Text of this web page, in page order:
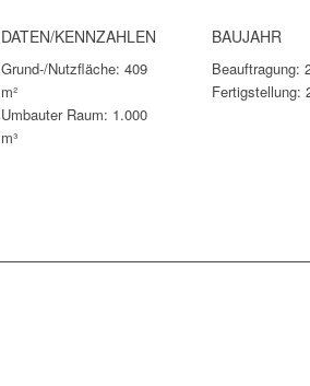
DATEN/KENNZAHLEN
Grund-/Nutzfläche: 409
m²
Umbauter Raum: 1.000
m³
BAUJAHR
Beauftragung:
Fertigstellung: